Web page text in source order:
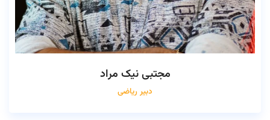
مجتبی نیک مراد
دبیر ریاضی